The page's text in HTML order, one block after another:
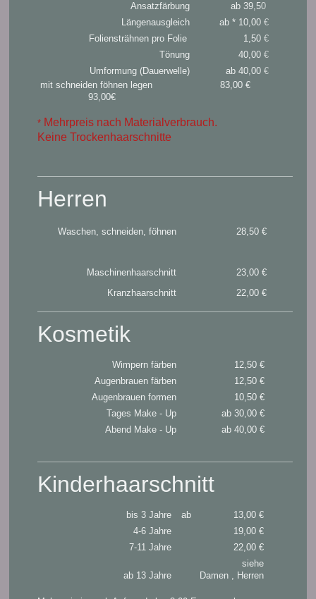
Ansatzfärbung
ab 39,50
Längenausgleich
ab * 10,00 €
Foliensträhnen pro Folie
1,50 €
Tönung
40,00 €
Umformung (Dauerwelle)
ab 40,00 €
mit schneiden föhnen legen 83,00 €
93,00€
* Mehrpreis nach Materialverbrauch.
Keine Trockenhaarschnitte
Herren
Waschen, schneiden, föhnen 28,50 €
Maschinenhaarschnitt
23,00 €
Kranzhaarschnitt
22,00 €
Kosmetik
Wimpern färben
12,50 €
Augenbrauen färben
12,50 €
Augenbrauen formen
10,50 €
Tages Make - Up
ab 30,00 €
Abend Make - Up
ab 40,00 €
Kinderhaarschnitt
bis 3 Jahre
ab 13,00 €
4-6 Jahre
19,00 €
7-11 Jahre
22,00 €
ab 13 Jahre
siehe
Damen , Herren